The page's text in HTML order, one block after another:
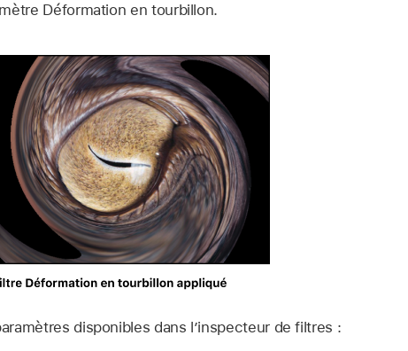
Déformation en tourbillon.
disponibles dans l’inspecteur de filtres :